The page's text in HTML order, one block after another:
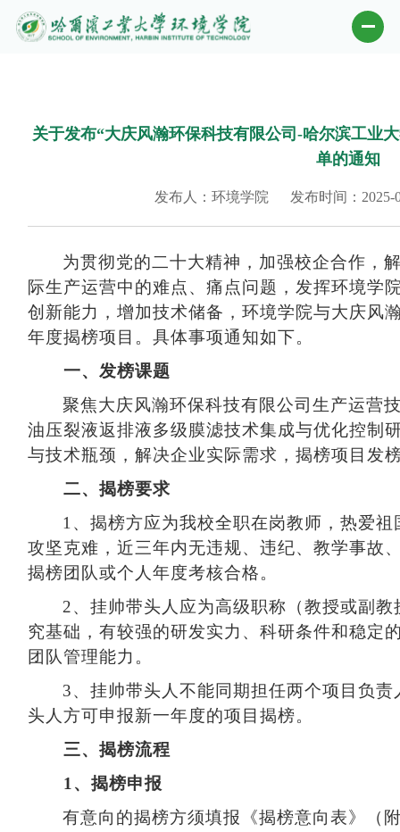
关于发布“大庆风瀚环保科技有限公司-哈尔滨工业
单的通知
发布人：环境学院 发布时间：2025-
为贯彻党的二十大精神，加强校企合作，
际生产运营中的难点、痛点问题，发挥环境学
创新能力，增加技术储备，环境学院与大庆风
年度揭榜项目。具体事项通知如下。
一、发榜课题
聚焦大庆风瀚环保科技有限公司生产运营
油压裂液返排液多级膜滤技术集成与优化控制
与技术瓶颈，解决企业实际需求，揭榜项目发
二、揭榜要求
1、揭榜方应为我校全职在岗教师，热爱
攻坚克难，近三年内无违规、违纪、教学事故
揭榜团队或个人年度考核合格。
2、挂帅带头人应为高级职称（教授或副
究基础，有较强的研发实力、科研条件和稳定
团队管理能力。
3、挂帅带头人不能同期担任两个项目负
头人方可申报新一年度的项目揭榜。
三、揭榜流程
1、揭榜申报
有意向的揭榜方须填报《揭榜意向表》（